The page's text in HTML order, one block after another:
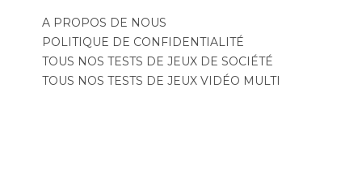
A PROPOS DE NOUS
POLITIQUE DE CONFIDENTIALITÉ
TOUS NOS TESTS DE JEUX DE SOCIÉTÉ
TOUS NOS TESTS DE JEUX VIDÉO MULTI